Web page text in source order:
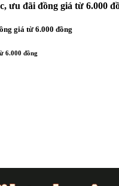
ưu đãi đồng giá từ 6.000
giá từ 6.000 đồng
6.000 đồng